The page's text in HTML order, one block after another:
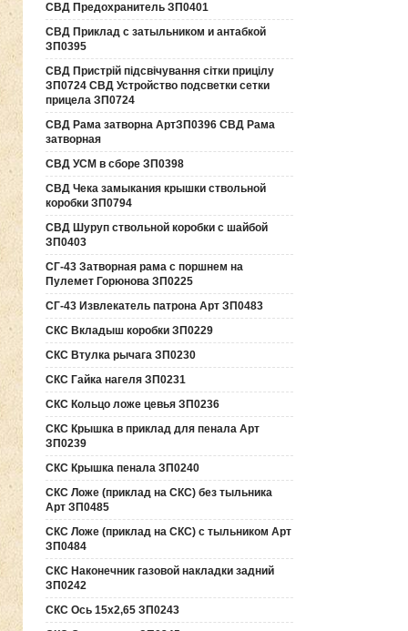
СВД Предохранитель ЗП0401
СВД Приклад с затыльником и антабкой
ЗП0395
СВД Пристрій підсвічування сітки прицілу
ЗП0724 СВД Устройство подсветки сетки
прицела ЗП0724
СВД Рама затворна АртЗП0396 СВД Рама
затворная
СВД УСМ в сборе ЗП0398
СВД Чека замыкания крышки ствольной
коробки ЗП0794
СВД Шуруп ствольной коробки с шайбой
ЗП0403
СГ-43 Затворная рама с поршнем на
Пулемет Горюнова ЗП0225
СГ-43 Извлекатель патрона Арт ЗП0483
СКС Вкладыш коробки ЗП0229
СКС Втулка рычага ЗП0230
СКС Гайка нагеля ЗП0231
СКС Кольцо ложе цевья ЗП0236
СКС Крышка в приклад для пенала Арт
ЗП0239
СКС Крышка пенала ЗП0240
СКС Ложе (приклад на СКС) без тыльника
Арт ЗП0485
СКС Ложе (приклад на СКС) с тыльником Арт
ЗП0484
СКС Наконечник газовой накладки задний
ЗП0242
СКС Ось 15х2,65 ЗП0243